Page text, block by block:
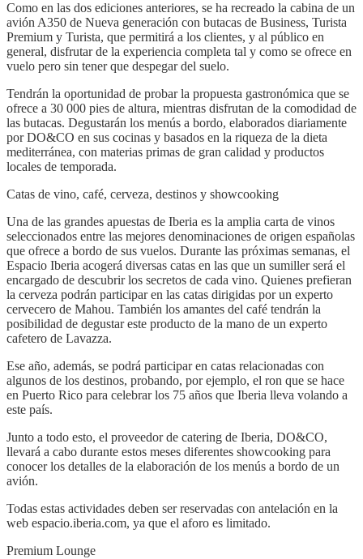
Como en las dos ediciones anteriores, se ha recreado la cabina de un
avión A350 de Nueva generación con butacas de Business, Turista
Premium y Turista, que permitirá a los clientes, y al público en
general, disfrutar de la experiencia completa tal y como se ofrece en
vuelo pero sin tener que despegar del suelo.
Tendrán la oportunidad de probar la propuesta gastronómica que se
ofrece a 30 000 pies de altura, mientras disfrutan de la comodidad de
las butacas. Degustarán los menús a bordo, elaborados diariamente
por DO&CO en sus cocinas y basados en la riqueza de la dieta
mediterránea, con materias primas de gran calidad y productos
locales de temporada.
Catas de vino, café, cerveza, destinos y showcooking
Una de las grandes apuestas de Iberia es la amplia carta de vinos
seleccionados entre las mejores denominaciones de origen españolas
que ofrece a bordo de sus vuelos. Durante las próximas semanas, el
Espacio Iberia acogerá diversas catas en las que un sumiller será el
encargado de descubrir los secretos de cada vino. Quienes prefieran
la cerveza podrán participar en las catas dirigidas por un experto
cervecero de Mahou. También los amantes del café tendrán la
posibilidad de degustar este producto de la mano de un experto
cafetero de Lavazza.
Ese año, además, se podrá participar en catas relacionadas con
algunos de los destinos, probando, por ejemplo, el ron que se hace
en Puerto Rico para celebrar los 75 años que Iberia lleva volando a
este país.
Junto a todo esto, el proveedor de catering de Iberia, DO&CO,
llevará a cabo durante estos meses diferentes showcooking para
conocer los detalles de la elaboración de los menús a bordo de un
avión.
Todas estas actividades deben ser reservadas con antelación en la
web espacio.iberia.com, ya que el aforo es limitado.
Premium Lounge